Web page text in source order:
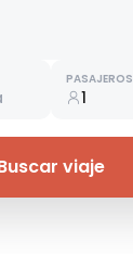
PASAJEROS
1
viaje